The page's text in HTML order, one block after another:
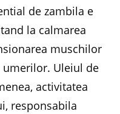
de zambila e
la calmarea
muschilor
Uleiul de
activitatea
responsabila